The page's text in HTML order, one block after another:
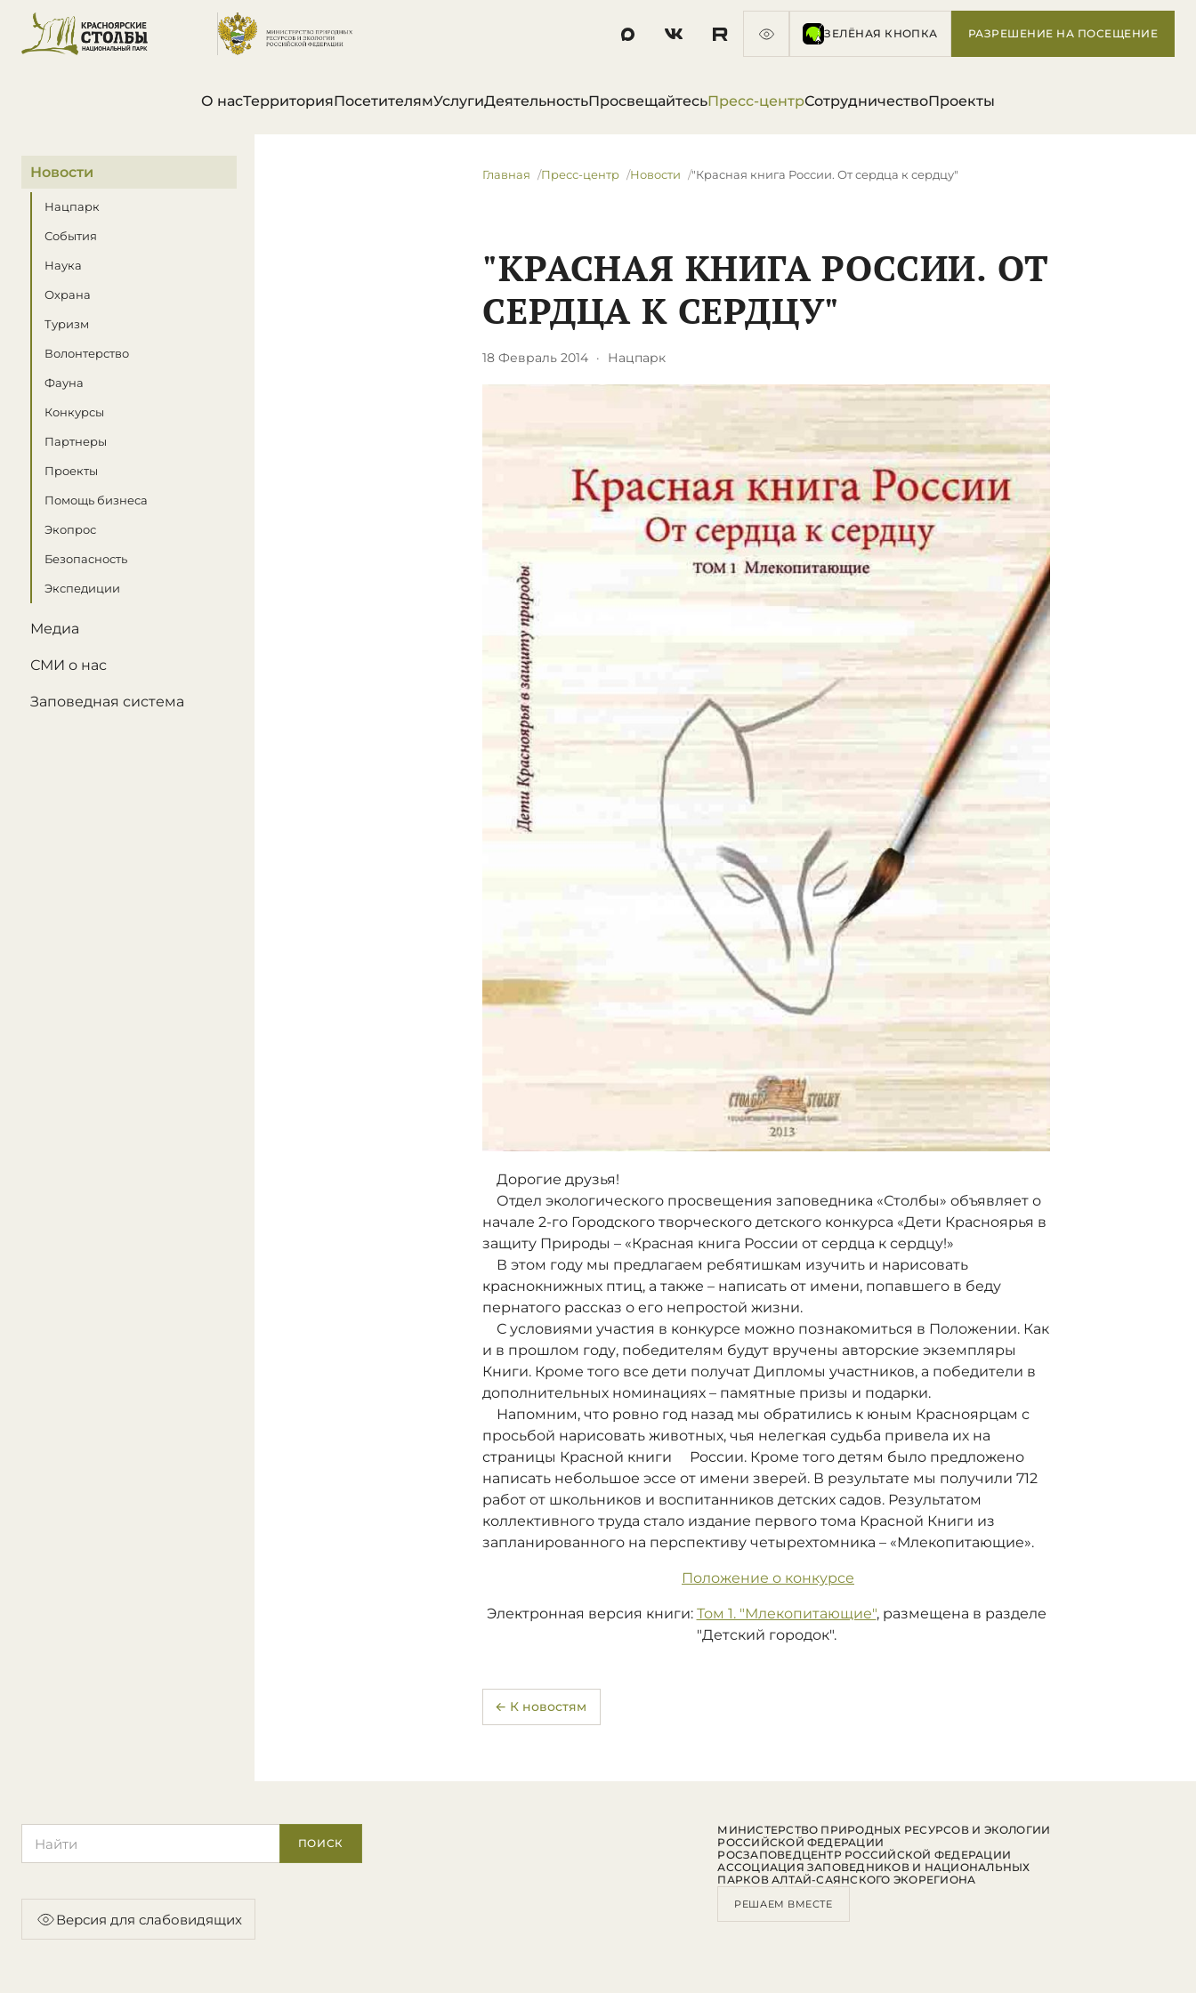
ЗЕЛЁНАЯ КНОПКА РАЗРЕШЕНИЕ НА ПОСЕЩЕНИЕ
О насТерриторияПосетителямУслугиДеятельностьПросвещайтесьПресс-центрСотрудничествоПроекты
В этом разделе
Новости
Нацпарк
События
Наука
Охрана
Туризм
Волонтерство
Фауна
Конкурсы
Партнеры
Проекты
Помощь бизнеса
Экопрос
Безопасность
Экспедиции
Медиа
СМИ о нас
Заповедная система
Главная Пресс-центр Новости "Красная книга России. От сердца к сердцу"
"КРАСНАЯ КНИГА РОССИИ. ОТ
СЕРДЦА К СЕРДЦУ"
18 Февраль 2014 · Нацпарк
Дорогие друзья!
Отдел экологического просвещения заповедника «Столбы» объявляет о
начале 2-го Городского творческого детского конкурса «Дети Красноярья в
защиту Природы – «Красная книга России от сердца к сердцу!»
В этом году мы предлагаем ребятишкам изучить и нарисовать
краснокнижных птиц, а также – написать от имени, попавшего в беду
пернатого рассказ о его непростой жизни.
С условиями участия в конкурсе можно познакомиться в Положении. Как
и в прошлом году, победителям будут вручены авторские экземпляры
Книги. Кроме того все дети получат Дипломы участников, а победители в
дополнительных номинациях – памятные призы и подарки.
Напомним, что ровно год назад мы обратились к юным Красноярцам с
просьбой нарисовать животных, чья нелегкая судьба привела их на
страницы Красной книги России. Кроме того детям было предложено
написать небольшое эссе от имени зверей. В результате мы получили 712
работ от школьников и воспитанников детских садов. Результатом
коллективного труда стало издание первого тома Красной Книги из
запланированного на перспективу четырехтомника – «Млекопитающие».
Положение о конкурсе
Электронная версия книги: Том 1. "Млекопитающие", размещена в разделе
"Детский городок".
← К новостям
ПОИСК
Версия для слабовидящих
МИНИСТЕРСТВО ПРИРОДНЫХ РЕСУРСОВ И ЭКОЛОГИИ
РОССИЙСКОЙ ФЕДЕРАЦИИ
РОСЗАПОВЕДЦЕНТР РОССИЙСКОЙ ФЕДЕРАЦИИ
АССОЦИАЦИЯ ЗАПОВЕДНИКОВ И НАЦИОНАЛЬНЫХ
ПАРКОВ АЛТАЙ-САЯНСКОГО ЭКОРЕГИОНА
РЕШАЕМ ВМЕСТЕ